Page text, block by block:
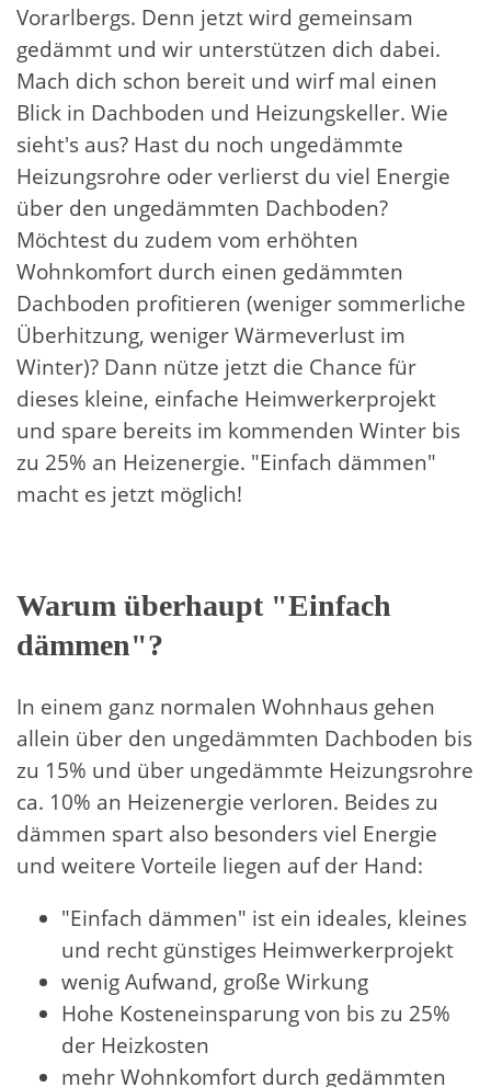
Vorarlbergs. Denn jetzt wird gemeinsam
gedämmt und wir unterstützen dich dabei.
Mach dich schon bereit und wirf mal einen
Blick in Dachboden und Heizungskeller. Wie
sieht's aus? Hast du noch ungedämmte
Heizungsrohre oder verlierst du viel Energie
über den ungedämmten Dachboden?
Möchtest du zudem vom erhöhten
Wohnkomfort durch einen gedämmten
Dachboden profitieren (weniger sommerliche
Überhitzung, weniger Wärmeverlust im
Winter)? Dann nütze jetzt die Chance für
dieses kleine, einfache Heimwerkerprojekt
und spare bereits im kommenden Winter bis
zu 25% an Heizenergie. "Einfach dämmen"
macht es jetzt möglich!
Warum überhaupt "Einfach
dämmen"?
In einem ganz normalen Wohnhaus gehen
allein über den ungedämmten Dachboden bis
zu 15% und über ungedämmte Heizungsrohre
ca. 10% an Heizenergie verloren. Beides zu
dämmen spart also besonders viel Energie
und weitere Vorteile liegen auf der Hand:
"Einfach dämmen" ist ein ideales, kleines
und recht günstiges Heimwerkerprojekt
wenig Aufwand, große Wirkung
Hohe Kosteneinsparung von bis zu 25%
der Heizkosten
mehr Wohnkomfort durch gedämmten